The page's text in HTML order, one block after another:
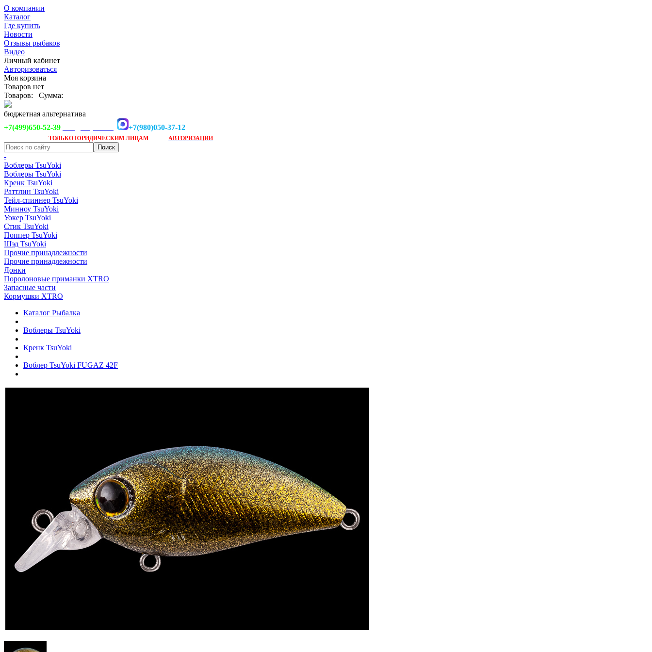
О компании
Каталог
Где купить
Новости
Отзывы рыбаков
Видео
Личный кабинет
Авторизоваться
Моя корзина
Товаров нет
Товаров:
Сумма:
бюджетная альтернатива
+7(499)650-52-39
+7(980)050-37-12
ТОЛЬКО ЮРИДИЧЕСКИМ ЛИЦАМ АВТОРИЗАЦИИ
-
Воблеры TsuYoki
Воблеры TsuYoki
Кренк TsuYoki
Раттлин TsuYoki
Тейл-спиннер TsuYoki
Минноу TsuYoki
Уокер TsuYoki
Стик TsuYoki
Поппер TsuYoki
Шэд TsuYoki
Прочие принадлежности
Прочие принадлежности
Донки
Поролоновые приманки XTRO
Запасные части
Кормушки XTRO
Каталог Рыбалка
Воблеры TsuYoki
Кренк TsuYoki
Воблер TsuYoki FUGAZ 42F